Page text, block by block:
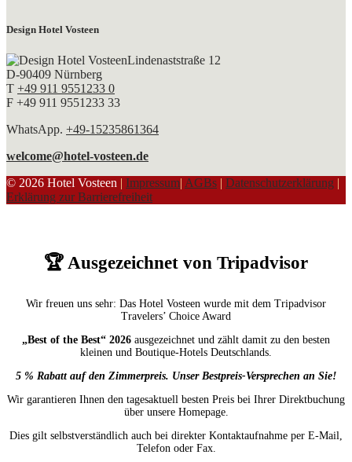
Design Hotel Vosteen
Lindenaststraße 12
D-90409 Nürnberg
T +49 911 9551233 0
F +49 911 9551233 33
WhatsApp. +49-15235861364
welcome@hotel-vosteen.de
© 2026 Hotel Vosteen | Impressum| AGBs | Datenschutzerklärung |
Erklärung zur Barrierefreiheit
🏆 Ausgezeichnet von Tripadvisor
Wir freuen uns sehr: Das Hotel Vosteen wurde mit dem Tripadvisor
Travelers’ Choice Award
„Best of the Best“ 2026 ausgezeichnet und zählt damit zu den besten
kleinen und Boutique-Hotels Deutschlands.
5 % Rabatt auf den Zimmerpreis. Unser Bestpreis-Versprechen an Sie!
Wir garantieren Ihnen den tagesaktuell besten Preis bei Ihrer Direktbuchung
über unsere Homepage.
Dies gilt selbstverständlich auch bei direkter Kontaktaufnahme per E-Mail,
Telefon oder Fax.